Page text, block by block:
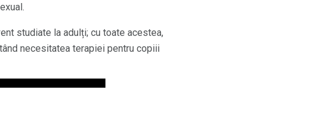
studiate la adulți; cu toate acestea,
necesitatea terapiei pentru copiii